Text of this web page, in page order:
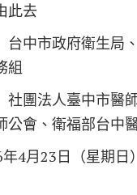
此去
台中市政府衛生局
組
社團法人臺中市醫
公會、衛福部台中
年4月23日（星期日